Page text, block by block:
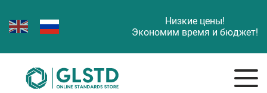
Низкие цены!
Экономим время и бюджет!